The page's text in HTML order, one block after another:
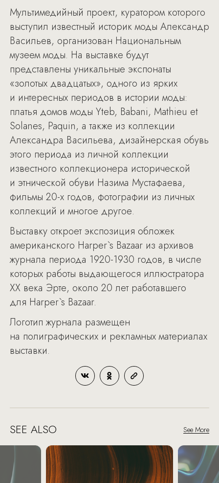
Мультимедийный проект, куратором которого
выступил известный историк моды Александр
Васильев, организован Национальным
музеем моды. На выставке будут
представлены уникальные экспонаты
«золотых двадцатых», одного из ярких
и интересных периодов в истории моды:
платья домов моды Yteb, Babani, Mathieu et
Solanes, Paquin, а также из коллекции
Александра Васильева, дизайнерская обувь
этого периода из личной коллекции
известного коллекционера исторической
и этнической обуви Назима Мустафаева,
фильмы 20-х годов, фотографии из личных
коллекций и многое другое.
Выставку откроет экспозиция обложек
американского Harper`s Bazaar из архивов
журнала периода 1920-1930 годов, в числе
которых работы выдающегося иллюстратора
ХХ века Эрте, около 20 лет работавшего
для Harper`s Bazaar.
Логотип журнала размещен
на полиграфических и рекламных материалах
выставки.
SEE ALSO See More